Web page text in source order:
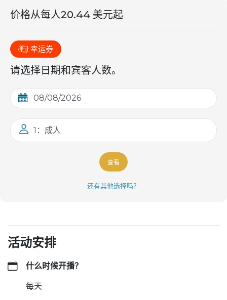
价格从每人20.44 美元起
幸运券
请选择日期和宾客人数。
1：成人
查看
还有其他选择吗？
活动安排
什么时候开播？
每天